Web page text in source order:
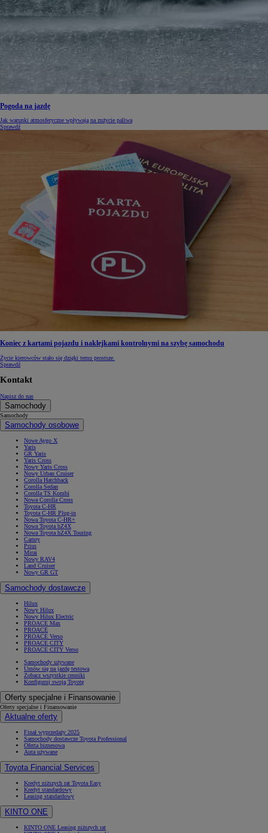
Pogoda na jazdę
Jak warunki atmosferyczne wpływają na zużycie paliwa
Sprawdź
Koniec z kartami pojazdu i naklejkami kontrolnymi na szybę samochodu
Życie kierowców stało się dzięki temu prostsze.
Sprawdź
Kontakt
Napisz do nas
Samochody
Samochody
Samochody osobowe
Nowe Aygo X
Yaris
GR Yaris
Yaris Cross
Nowy Yaris Cross
Nowy Urban Cruiser
Corolla Hatchback
Corolla Sedan
Corolla TS Kombi
Nowa Corolla Cross
Toyota C-HR
Toyota C-HR Plug-in
Nowa Toyota C-HR+
Nowa Toyota bZ4X
Nowa Toyota bZ4X Touring
Camry
Prius
Mirai
Nowy RAV4
Land Cruiser
Nowy GR GT
Samochody dostawcze
Hilux
Nowy Hilux
Nowy Hilux Electric
PROACE Max
PROACE
PROACE Verso
PROACE CITY
PROACE CITY Verso
Samochody używane
Umów się na jazdę testową
Zobacz wszystkie cenniki
Konfiguruj swoją Toyotę
Oferty specjalne i Finansowanie
Oferty specjalne i Finansowanie
Aktualne oferty
Finał wyprzedaży 2025
Samochody dostawcze Toyota Professional
Oferta biznesowa
Auta używane
Toyota Financial Services
Kredyt niższych rat Toyota Easy
Kredyt standardowy
Leasing standardowy
KINTO ONE
KINTO ONE Leasing niższych rat